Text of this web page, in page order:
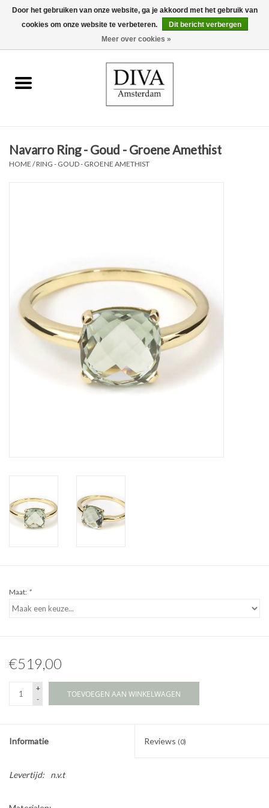
0 Artikelen - €0,00
Oorbellen
Ringen
Cadeaubon
Merken
Navarro Ring - Goud - Groene Amethist
HOME /RING - GOUD - GROENE AMETHIST
Maat: *
€519,00
+
-
TOEVOEGEN AAN WINKELWAGEN
Informatie Reviews (0)
Levertijd: n.v.t
Door het gebruiken van onze website, ga je akkoord met het gebruik van
cookies om onze website te verbeteren.
Dit bericht verbergen
Meer over cookies »